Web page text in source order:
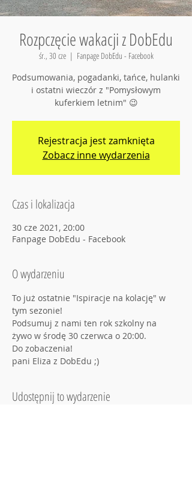
Rozpczęcie wakacji z DobEdu
śr., 30 cze
  |
Fanpage DobEdu - Facebook
Podsumowania, pogadanki, tańce, hulanki
i ostatni wieczór z "Pomysłowym
kuferkiem letnim" 😉
Rejestracja jest zamknięta
Zobacz inne wydarzenia
Czas i lokalizacja
30 cze 2021, 20:00
Fanpage DobEdu - Facebook
O wydarzeniu
To już ostatnie "Ispiracje na kolację" w
tym sezonie!
Podsumuj z nami ten rok szkolny na
żywo w środę 30 czerwca o 20:00.
Do zobaczenia!
pani Eliza z DobEdu ;)
Udostępnij to wydarzenie